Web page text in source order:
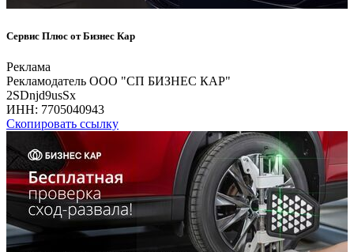
Сервис Плюс от Бизнес Кар
Реклама
Рекламодатель ООО "СП БИЗНЕС КАР"
2SDnjd9usSx
ИНН: 7705040943
Скопировать ссылку